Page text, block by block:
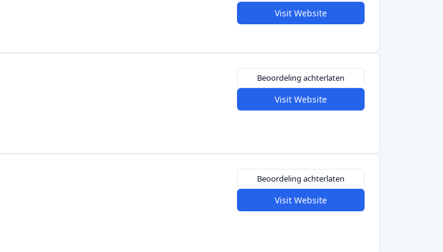
Visit Website
Beoordeling achterlaten
Visit Website
Beoordeling achterlaten
Visit Website